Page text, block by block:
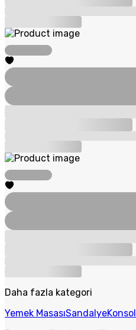
Daha fazla kategori
Yemek MasasıSandalye